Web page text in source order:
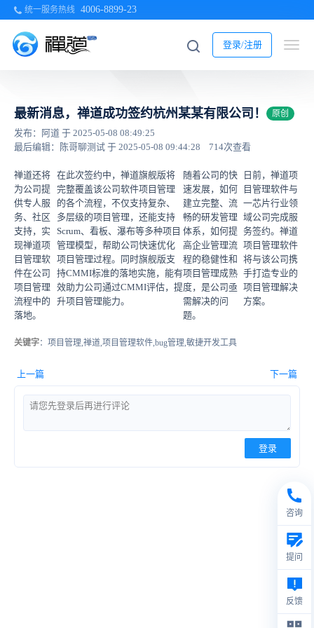
统一服务热线 4006-8899-23
登录/注册
最新消息，禅道成功签约杭州某某有限公司！ 原创
发布：阿道 于 2025-05-08 08:49:25
最后编辑：陈哥聊测试 于 2025-05-08 09:44:28
714次查看
日前，禅道项
目管理软件与
一芯片行业领
域公司完成服
务签约。禅道
项目管理软件
将与该公司携
手打造专业的
项目管理解决
方案。
随着公司的快
速发展，如何
建立完整、流
畅的研发管理
体系，如何提
高企业管理流
程的稳健性和
项目管理成熟
度，是公司亟
需解决的问
题。
在此次签约中，禅道旗舰版将
完整覆盖该公司软件项目管理
的各个流程，不仅支持复杂、
多层级的项目管理，还能支持
Scrum、看板、瀑布等多种项目
管理模型，帮助公司快速优化
项目管理过程。同时旗舰版支
持CMMI标准的落地实施，能有
效助力公司通过CMMI评估，提
升项目管理能力。
禅道还将
为公司提
供专人服
务、社区
支持，实
现禅道项
目管理软
件在公司
项目管理
流程中的
落地。
关键字：项目管理,禅道,项目管理软件,bug管理,敏捷开发工具
上一篇 下一篇
登录
咨询
提问
反馈